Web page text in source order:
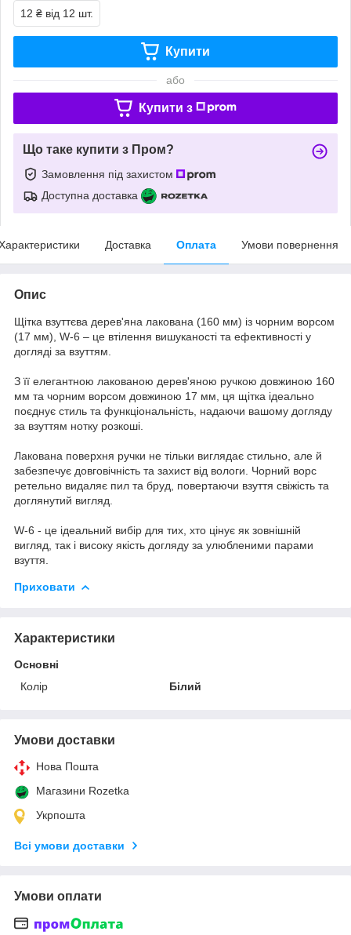
12 ₴ від 12 шт.
Купити
або
Купити з
Що таке купити з Пром?
Замовлення під захистом
Доступна доставка
Доставка Оплата Умови повернення
Опис
Щітка взуттєва дерев'яна лакована (160 мм) із чорним ворсом
(17 мм), W-6 – це втілення вишуканості та ефективності у
догляді за взуттям.
З її елегантною лакованою дерев'яною ручкою довжиною 160
мм та чорним ворсом довжиною 17 мм, ця щітка ідеально
поєднує стиль та функціональність, надаючи вашому догляду
за взуттям нотку розкоші.
Лакована поверхня ручки не тільки виглядає стильно, але й
забезпечує довговічність та захист від вологи. Чорний ворс
ретельно видаляє пил та бруд, повертаючи взуття свіжість та
доглянутий вигляд.
W-6 - це ідеальний вибір для тих, хто цінує як зовнішній
вигляд, так і високу якість догляду за улюбленими парами
взуття.
Приховати
Характеристики
Основні
Колір
Білий
Умови доставки
Нова Пошта
Магазини Rozetka
Укрпошта
Всі умови доставки
Умови оплати